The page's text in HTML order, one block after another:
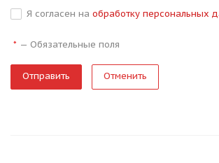
Я согласен на обработку персональных
* — Обязательные поля
Отменить